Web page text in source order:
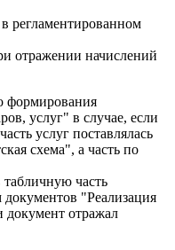
регламентированном
отражении начислений
формирования
услуг" в случае, если
услуг поставлялась
схема", а часть по
часть
"Реализация
документ отражал